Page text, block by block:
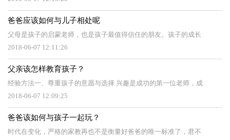
爸爸应该如何与儿子相处呢
父母是孩子的启蒙老师，也是孩子最值得信任的朋友。孩子的成长
2018-06-07 12:11:26
父亲该怎样教育孩子？
经验方法一、尊重孩子的意愿与选择 兴趣是成功的第一位老师，成
2018-06-07 12:09:25
爸爸该如何与孩子一起玩？
时代在变化，严格的家教再也不是衡量好爸爸的唯一标准了，君不